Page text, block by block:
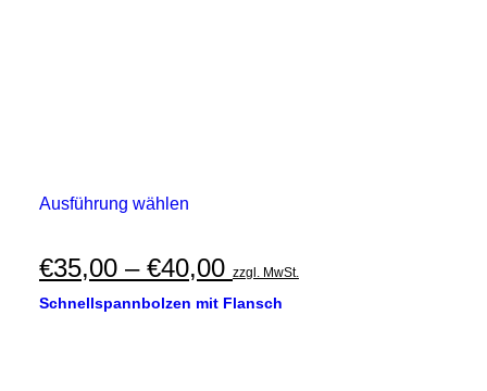
Ausführung wählen
mehrere
Varianten
auf.
€35,00 – €40,00Preisspanne:
€35,00
zzgl. MwSt.
Schnellspannbolzen mit Flansch